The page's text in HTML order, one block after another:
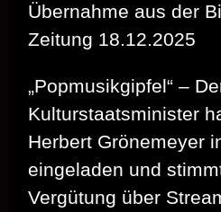
Übernahme aus der
Zeitung 18.12.2025
„Popmusikgipfel“ –
Kulturstaatsminister
Herbert Grönemeyer
eingeladen und
Vergütung über